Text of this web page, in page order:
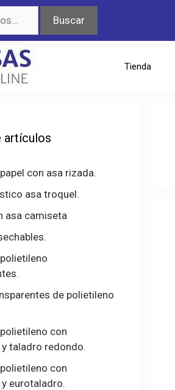
Buscar
Tienda
artículos
con asa rizada.
asa troquel.
asa camiseta
de polietileno
con
taladro redondo.
con
eurotaladro.